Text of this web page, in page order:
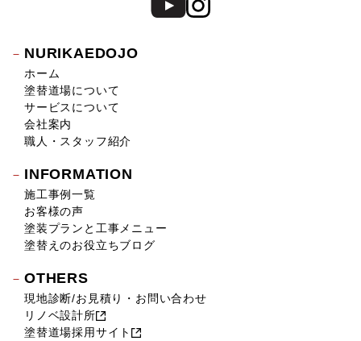
NURIKAEDOJO
ホーム
塗替道場について
サービスについて
会社案内
職人・スタッフ紹介
INFORMATION
施工事例一覧
お客様の声
塗装プランと工事メニュー
塗替えのお役立ちブログ
OTHERS
現地診断/お見積り・お問い合わせ
リノベ設計所
塗替道場採用サイト